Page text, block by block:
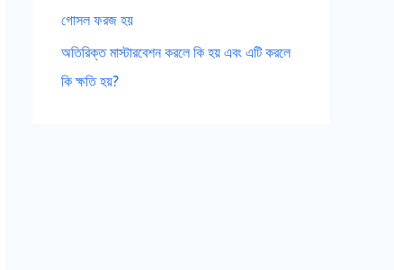
গোসল ফরজ হয়
অতিরিক্ত মাস্টারবেশন করলে কি হয় এবং এটি করলে
কি ক্ষতি হয়?